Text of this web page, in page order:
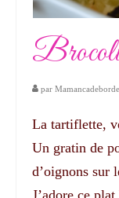
Brocoli
par Mamancadeborde
La tartiflette,
Un gratin de
d’oignons sur
J’adore ce